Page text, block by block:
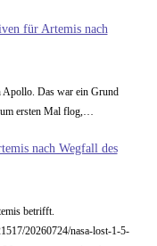
für Artemis nach
Apollo. Das war ein Grund
ersten Mal flog,…
nach Wegfall des
betrifft.
20260724/nasa-lost-1-5-